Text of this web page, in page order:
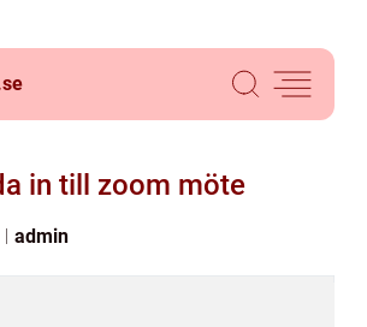
se
in till zoom möte
admin